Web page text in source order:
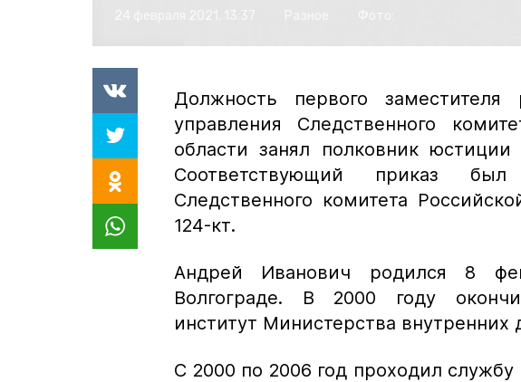
Должность первого заместителя
управления Следственного
области занял полковник
Соответствующий приказ был
Следственного комитета
124-кт.
Андрей Иванович родился 8
Волгограде. В 2000 году
институт Министерства внутренних
С 2000 по 2006 год проходил